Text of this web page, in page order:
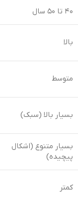
۴۰ تا ۵۰ سال
بالا
متوسط
بسیار بالا (سبک)
بسیار متنوع (اشکال
پیچیده)
کمتر